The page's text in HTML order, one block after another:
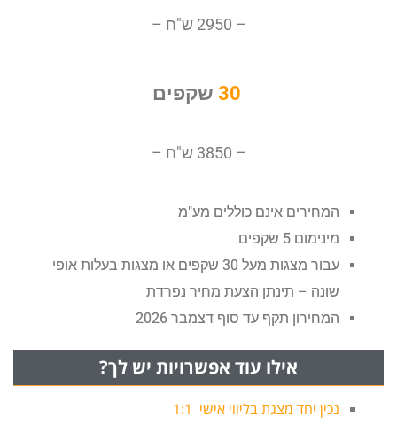
– 2950 ש"ח –
30 שקפים
– 3850 ש"ח –
המחירים אינם כוללים מע"מ
מינימום 5 שקפים
עבור מצגות מעל 30 שקפים או מצגות בעלות אופי
שונה – תינתן הצעת מחיר נפרדת
המחירון תקף עד סוף דצמבר 2026
אילו עוד אפשרויות יש לך?
נכין יחד מצגת בליווי אישי 1:1